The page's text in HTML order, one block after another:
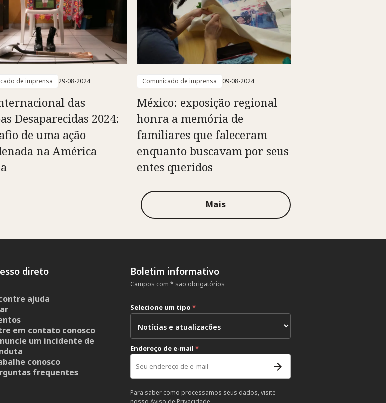
de imprensa 29-08-2024
das
Desaparecidas 2024:
de uma ação
na América
Comunicado de imprensa 09-08-2024
México: exposição regional
honra a memória de
familiares que faleceram
enquanto buscavam por seus
entes queridos
Mais
direto
ajuda
em contato conosco
um incidente de
conosco
frequentes
Boletim informativo
Campos com * são obrigatórios
Selecione um tipo *
Endereço de e-mail *
Para saber como processamos seus dados, visite